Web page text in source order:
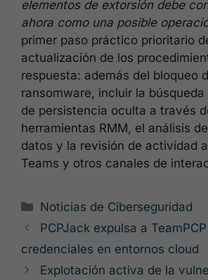
elementos de extorsión debe
ahora como una posible
primer paso práctico prioritario
actualización de los
respuesta: además del bloqueo
ransomware, incluir la
de persistencia oculta a través
herramientas RMM, el análisis
datos y la revisión de actividad
Teams y otros canales de
Categorías
Noticias de Ciberseguridad
PCPJack expulsa a
credenciales en entornos cloud
Explotación activa de la